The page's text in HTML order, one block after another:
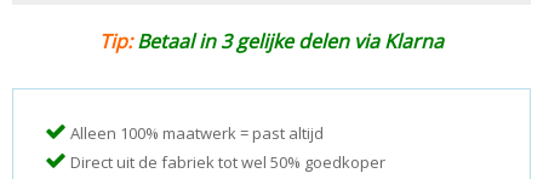
Tip:Betaal in 3 gelijke delen via Klarna
Alleen 100% maatwerk = past altijd
Direct uit de fabriek tot wel 50% goedkoper